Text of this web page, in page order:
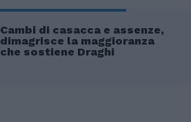
Cambi di casacca e assenze,
dimagrisce la maggioranza
che sostiene Draghi